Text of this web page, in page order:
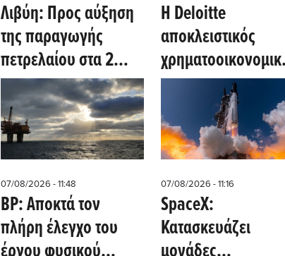
Λιβύη: Προς αύξηση
της παραγωγής
πετρελαίου στα 2
εκατ. βαρέλια την
ημέρα στις αρχές του
2030
Η Deloitte
αποκλειστικός
σύμβουλος της
για την είσοδό
πολωνική αγορά
ενέργειας
07/08/2026 - 11:48
BP: Αποκτά τον
πλήρη έλεγχο του
07/08/2026 - 11:16
SpaceX:
Κατασκευάζει